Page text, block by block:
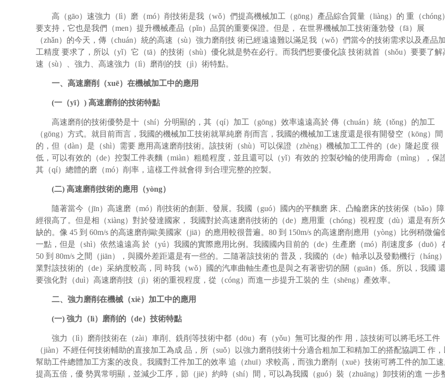
高（gāo）速強力（lì）磨（mó）削技術是我（wǒ）們提高機械加工（gōng）產品綜合質量（liàng）的 重（chóng）
要支持，它也是我們（men）提升機械產品（pǐn）品質的重要保證。但是， 在世界機械加工技術蓬勃發（fā）展
（zhǎn）的今天，傳（chuán）統的高速（sù）強力磨削技 術已經遠遠難以滿足我（wǒ）們當今的技術需求以及產品加
工精度 要求了，所以（yǐ）它（tā）的技術（shù）優化就是勢在必行。而我們想要優化該 技術就首（shǒu）要要了解
速（sù）、強力、高速強力（lì）磨削的技（jì）術特點。
一、高速磨削（xuē）在機械加工中的應用
(一（yī）) 高速磨削的技術特點
高速磨削的技術優勢是十（shí）分明顯的，其（qí）加工（gōng）效率遠遠高於 傳（chuán）統（tǒng）的加工
（gōng）方式。就目前而言，我國的機械加工技術就單純磨 削而言，我國的機械加工速度還是很有開發空（kōng）間
的，但（dàn）是（shì）需要 應用高速磨削技術。該技術（shù）可以保證（zhèng）機械加工工件的（de）隆起度 很
低，可以有效的（de）控製工件表麵（miàn）粗糙程度，並且還可以（yǐ）有效的 控製砂輪的使用壽命（mìng），保
其（qí）總體的磨（mó）削率，這樣工件就會得 到合理完整的控製。
(二) 高速磨削技術的應用（yòng）
隨著當今（jīn）高速磨（mó）削技術的創新、發展。我國（guó）國內的平麵磨 床、凸輪磨床的技術保（bǎo）
經很高了。但是相（xiàng）對於發達國家， 我國對於高速磨削技術的（de）應用重（chóng）視程度（dù）還是有所
缺的。像 45 到 60m/s 的高速磨削歐美國家（jiā）的應用較很普遍。80 到 150m/s 的高速磨削應用（yòng）比例稍微偏
一點，但是（shì）依然遠遠高 於（yú）我國的實際應用比例。我國國內目前的（de）生產磨（mó）削速度多（duō）
50 到 80m/s 之間（jiān），與國外差距還是有一些的。二隨著該技術的 普及，我國的（de）軸承以及發動機行（háng）
業對該技術的（de）采納度較高，同 時我（wǒ）國的汽車曲軸生產也是與之有著密切的關（guān）係。所以，我國 還
要強化對（duì）高速磨削技（jì）術的重視程度，從（cóng）而進一步提升工裝的 生（shēng）產效率。
二、強力磨削在機械（xiè）加工中的應用
(一) 強力（lì）磨削的（de）技術特點
強力（lì）磨削技術在（zài）車削、銑削等技術中都（dōu）有（yǒu）無可比擬的作 用，該技術可以將毛坯工件
（jiàn）不經任何技術輔助的直接加工為成 品，所（suǒ）以強力磨削技術十分適合粗加工和精加工的搭配協調工 作，
幫助工件總體加工方案的改良。我國對工件加工的效率 追（zhuī）求較高，而強力磨削（xuē）技術可將工件的加工
提高五倍，優 勢異常明顯，並減少工序，節（jiē）約時（shí）間，可以為我國（guó）裝（zhuāng）卸技術的進 一步